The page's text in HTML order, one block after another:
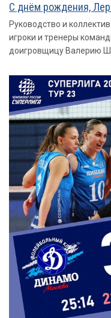
С днём рождения,
Руководство и
игроки и тренеры
доигровщицу Валерию